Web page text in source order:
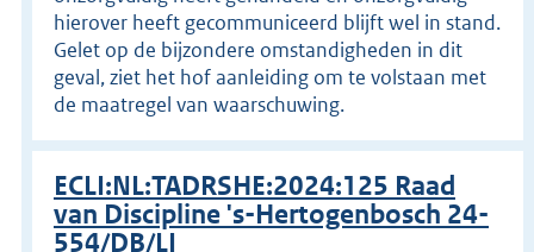
hierover heeft gecommuniceerd blijft wel in stand.
Gelet op de bijzondere omstandigheden in dit
geval, ziet het hof aanleiding om te volstaan met
de maatregel van waarschuwing.
ECLI:NL:TADRSHE:2024:125 Raad
van Discipline 's-Hertogenbosch 24-
554/DB/LI